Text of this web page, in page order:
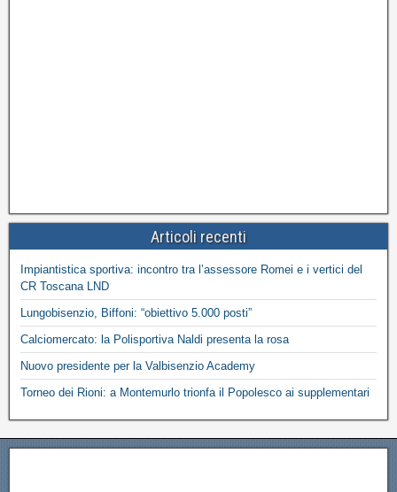
Articoli recenti
Impiantistica sportiva: incontro tra l’assessore Romei e i vertici del
CR Toscana LND
Lungobisenzio, Biffoni: “obiettivo 5.000 posti”
Calciomercato: la Polisportiva Naldi presenta la rosa
Nuovo presidente per la Valbisenzio Academy
Torneo dei Rioni: a Montemurlo trionfa il Popolesco ai supplementari